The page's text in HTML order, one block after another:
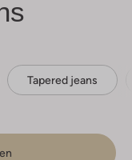
Tapered jeans